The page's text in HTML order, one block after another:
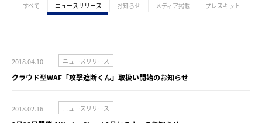
すべて ニュースリリース お知らせ メディア掲載 プレスキット
2018.04.10 ニュースリリース
クラウド型WAF「攻撃遮断くん」取扱い開始のお知らせ
2018.02.16 ニュースリリース